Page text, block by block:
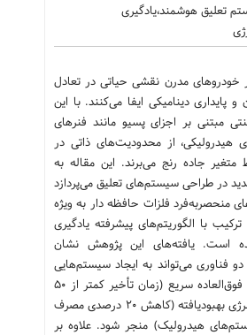
تعلیق هوشمند،یادگیری
خودروهای مدرن نقشی حیاتی در تعادل
پایداری دینامیکی ایفا می‌کنند. با این
مبتنی بر اجزای پسیو مانند فنرهای
هیدرولیکی، از محدودیت‌های ذاتی در
متغیر جاده رنج می‌برند. این مقاله به
در طراحی سیستم‌های تعلیق می‌پردازد
منحصربه‌فرد فلزات حافظه دار به ویژه
ترکیب با الگوریتم‌های پیشرفته یادگیری
است. یافته‌های این پژوهش نشان
فناوری می‌تواند به ایجاد سیستم‌هایی
با قابلیت پاسخگویی فوق‌العاده سریع (زمان تأخیر کمتر از ۵۰
میلی‌ثانیه) و کارایی انرژی بهبودیافته (کاهش ۲۰ درصدی مصرف
هیدرولیک) منجر شود. علاوه بر